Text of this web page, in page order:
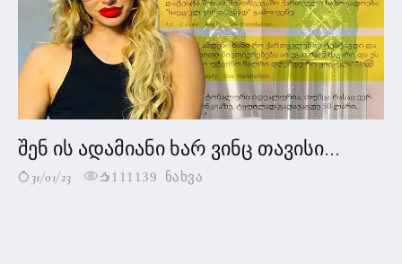
შენ ის ადამიანი ხარ ვინც თავისი...
31/01/23 111139 ნახვა